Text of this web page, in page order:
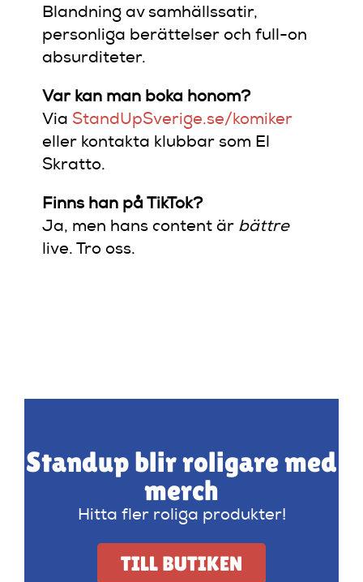
Blandning av samhällssatir,
personliga berättelser och full-on
absurditeter.
Var kan man boka honom?
Via StandUpSverige.se/komiker
eller kontakta klubbar som El
Skratto.
Finns han på TikTok?
Ja, men hans content är bättre
live. Tro oss.
Standup blir roligare med
merch
Hitta fler roliga produkter!
TILL BUTIKEN